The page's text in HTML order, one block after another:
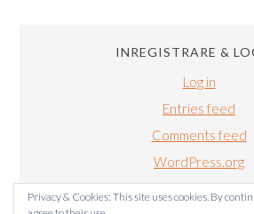
INREGISTRARE &
Log in
Entries feed
Comments feed
WordPress.org
Privacy & Cookies: This site uses cookies. By